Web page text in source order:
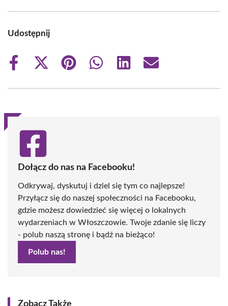
Udostępnij
Share
Share
(Twitter)
Share
Share
Share
Share
Dołącz do nas na Facebooku!
Odkrywaj, dyskutuj i dziel się tym co najlepsze!
Przyłącz się do naszej społeczności na Facebooku,
gdzie możesz dowiedzieć się więcej o lokalnych
wydarzeniach w Włoszczowie. Twoje zdanie się liczy
- polub naszą stronę i bądź na bieżąco!
Polub nas!
Zobacz Także